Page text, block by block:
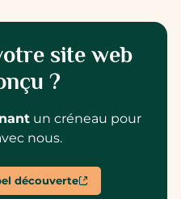
site web
?
un créneau pour
nous.
découverte